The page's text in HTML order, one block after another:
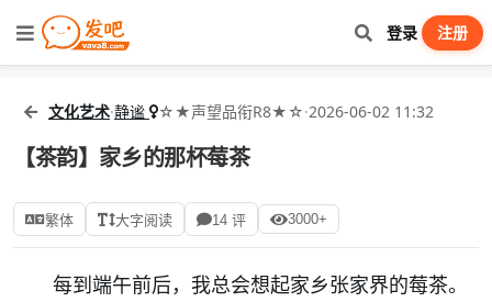
登录 注册
文化艺术·静谧 ☆★声望品衔R8★☆·2026-06-02 11:32
【茶韵】家乡的那杯莓茶
繁体 大字阅读 14 评 3000+
每到端午前后，我总会想起家乡张家界的莓茶。